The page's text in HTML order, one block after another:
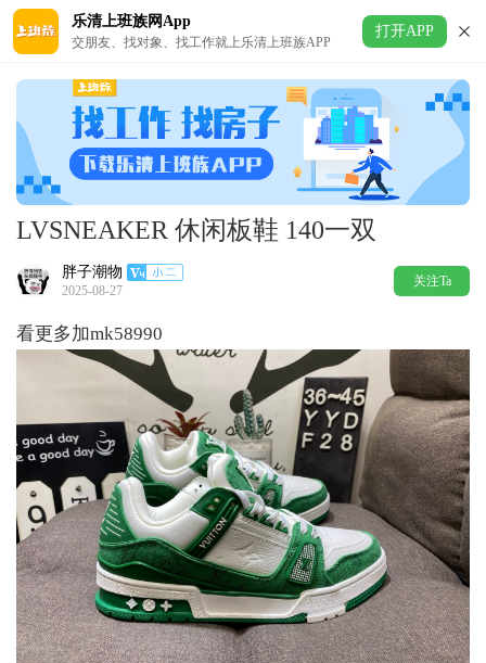
乐清上班族网App
交朋友、找对象、找工作就上乐清上班族APP
打开APP
LVSNEAKER 休闲板鞋 140一双
胖子潮物
2025-08-27
关注Ta
看更多加mk58990